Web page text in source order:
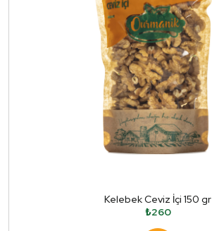
Kelebek Ceviz İçi 150 gr
₺260